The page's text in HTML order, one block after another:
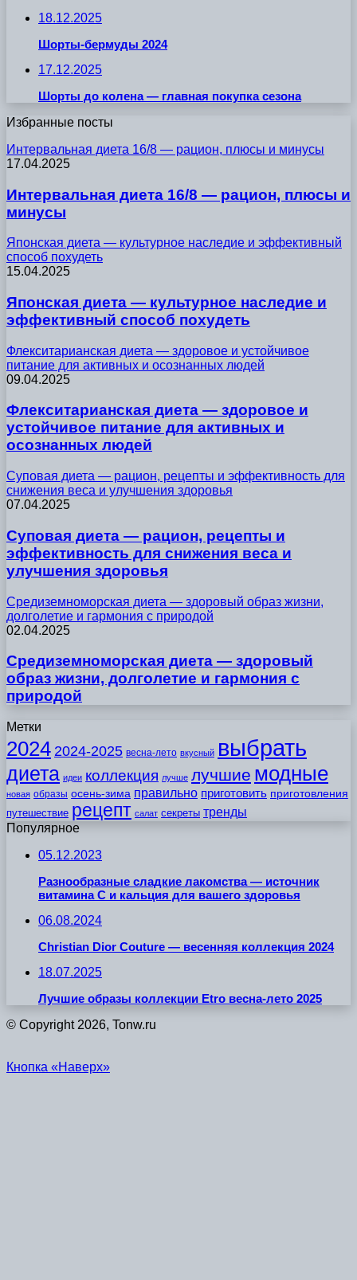
18.12.2025
Шорты-бермуды 2024
17.12.2025
Шорты до колена — главная покупка сезона
Избранные посты
Интервальная диета 16/8 — рацион, плюсы и минусы
17.04.2025
Интервальная диета 16/8 — рацион, плюсы и
минусы
Японская диета — культурное наследие и эффективный
способ похудеть
15.04.2025
Японская диета — культурное наследие и
эффективный способ похудеть
Флекситарианская диета — здоровое и устойчивое
питание для активных и осознанных людей
09.04.2025
Флекситарианская диета — здоровое и
устойчивое питание для активных и
осознанных людей
Суповая диета — рацион, рецепты и эффективность для
снижения веса и улучшения здоровья
07.04.2025
Суповая диета — рацион, рецепты и
эффективность для снижения веса и
улучшения здоровья
Средиземноморская диета — здоровый образ жизни,
долголетие и гармония с природой
02.04.2025
Средиземноморская диета — здоровый
образ жизни, долголетие и гармония с
природой
Метки
2024 2024-2025 весна-лето вкусный выбрать
диета идеи коллекция лучше лучшие модные
новая образы осень-зима правильно приготовить приготовления
путешествие рецепт салат секреты тренды
Популярное
05.12.2023
Разнообразные сладкие лакомства — источник
витамина C и кальция для вашего здоровья
06.08.2024
Christian Dior Couture — весенняя коллекция 2024
18.07.2025
Лучшие образы коллекции Etro весна-лето 2025
© Copyright 2026, Tonw.ru
Кнопка «Наверх»